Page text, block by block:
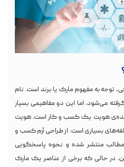
توجه به مفهوم مارک یا برند است. نام
گرفته می‌شود. اما این دو مفاهیمی بسیار
هویت یک کسب و کار است. هویت
بسیاری است. از طراحی آرم کسب و
مطالب منتشر شده ‌و نحوه پاسخگویی
در حالی که برخی از عناصر یک مارک